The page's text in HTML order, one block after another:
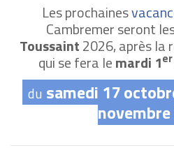
Les prochaines
Cambremer seront
Toussaint2026, après la
qui se fera lemardi 1er
du samedi 17